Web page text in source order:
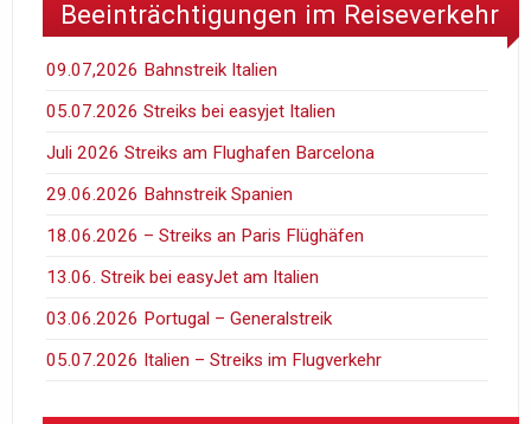
Beeinträchtigungen im Reiseverkehr
09.07,2026 Bahnstreik Italien
05.07.2026 Streiks bei easyjet Italien
Juli 2026 Streiks am Flughafen Barcelona
29.06.2026 Bahnstreik Spanien
18.06.2026 – Streiks an Paris Flüghäfen
13.06. Streik bei easyJet am Italien
03.06.2026 Portugal – Generalstreik
05.07.2026 Italien – Streiks im Flugverkehr